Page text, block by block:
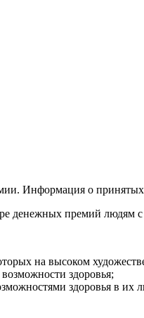
Информация о принятых
денежных премий людям
на высоком
здоровья;
здоровья в их